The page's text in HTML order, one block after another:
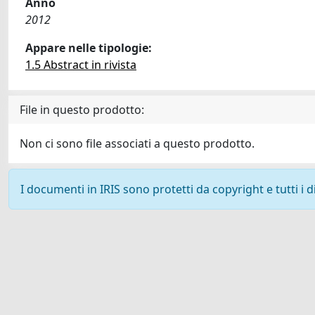
2012
Appare nelle tipologie:
1.5 Abstract in rivista
File in questo prodotto:
Non ci sono file associati a questo prodotto.
I documenti in IRIS sono protetti da copyright e tutti i